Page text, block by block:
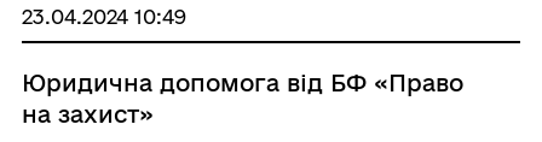
23.04.2024 10:49
Юридична допомога від БФ «Право
на захист»